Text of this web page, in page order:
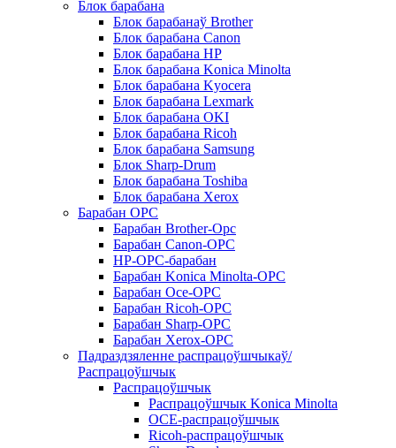
Блок барабана
Блок барабанаў Brother
Блок барабана Canon
Блок барабана HP
Блок барабана Konica Minolta
Блок барабана Kyocera
Блок барабана Lexmark
Блок барабана OKI
Блок барабана Ricoh
Блок барабана Samsung
Блок Sharp-Drum
Блок барабана Toshiba
Блок барабана Xerox
Барабан OPC
Барабан Brother-Opc
Барабан Canon-OPC
HP-OPC-барабан
Барабан Konica Minolta-OPC
Барабан Oce-OPC
Барабан Ricoh-OPC
Барабан Sharp-OPC
Барабан Xerox-OPC
Падраздзяленне распрацоўшчыкаў/
Распрацоўшчык
Распрацоўшчык
Распрацоўшчык Konica Minolta
OCE-распрацоўшчык
Ricoh-распрацоўшчык